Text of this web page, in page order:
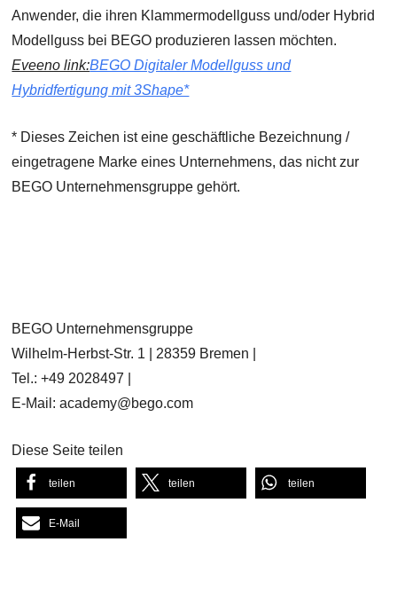
Anwender, die ihren Klammermodellguss und/oder Hybrid
Modellguss bei BEGO produzieren lassen möchten.
Eveeno link:BEGO Digitaler Modellguss und
Hybridfertigung mit 3Shape*
* Dieses Zeichen ist eine geschäftliche Bezeichnung /
eingetragene Marke eines Unternehmens, das nicht zur
BEGO Unternehmensgruppe gehört.
BEGO Unternehmensgruppe
Wilhelm-Herbst-Str. 1 | 28359 Bremen |
Tel.: +49 2028497 |
E-Mail: academy@bego.com
Diese Seite teilen
teilen teilen teilen
E-Mail